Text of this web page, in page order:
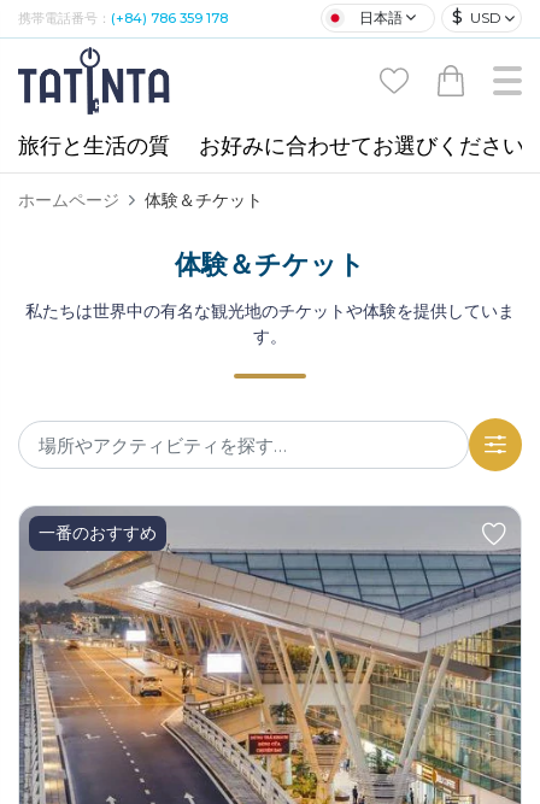
携帯電話番号： (+84) 786 359 178 日本語 $ USD
旅行と生活の質 お好みに合わせてお選びください
ホームページ 体験＆チケット
体験＆チケット
私たちは世界中の有名な観光地のチケットや体験を提供していま
す。
一番のおすすめ